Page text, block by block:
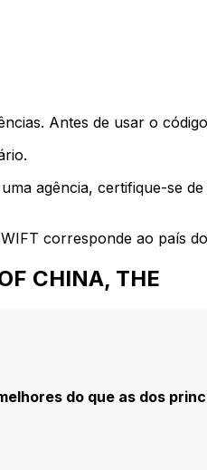
Antes de usar o
agência, certifique-se
corresponde ao país
CHINA, THE
do que as dos